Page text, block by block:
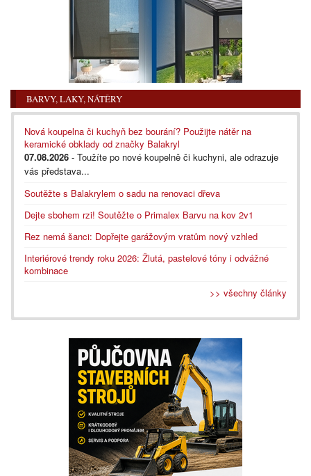
BARVY, LAKY, NÁTĚRY
Nová koupelna či kuchyň bez bourání? Použijte nátěr na
keramické obklady od značky Balakryl
07.08.2026 - Toužíte po nové koupelně či kuchyni, ale odrazuje
vás představa...
Soutěžte s Balakrylem o sadu na renovaci dřeva
Dejte sbohem rzi! Soutěžte o Primalex Barvu na kov 2v1
Rez nemá šanci: Dopřejte garážovým vratům nový vzhled
Interiérové trendy roku 2026: Žlutá, pastelové tóny i odvážné
kombinace
>> všechny články